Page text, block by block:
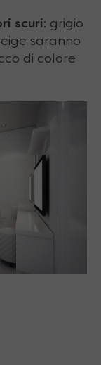
scuri: grigio
saranno
di colore